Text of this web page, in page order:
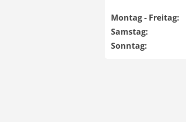
Montag - Freitag:
Samstag:
Sonntag: